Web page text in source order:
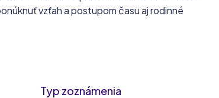
vzťah a postupom času aj rodinné
Typ zoznámenia